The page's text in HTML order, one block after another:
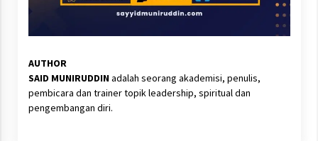
AUTHOR
SAID MUNIRUDDINadalah seorang akademisi, penulis,
pembicara dan trainer topik leadership, spiritual dan
pengembangan diri.